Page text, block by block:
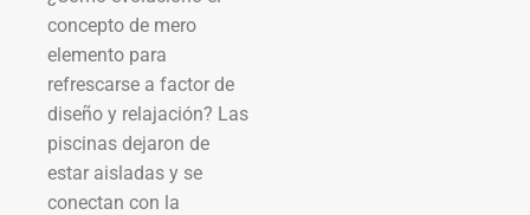
concepto de mero
elemento para
refrescarse a factor de
diseño y relajación? Las
piscinas dejaron de
estar aisladas y se
conectan con la